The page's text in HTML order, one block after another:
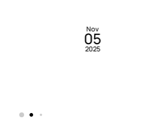
Particuliers
AU DESSUS D’UN SPA !